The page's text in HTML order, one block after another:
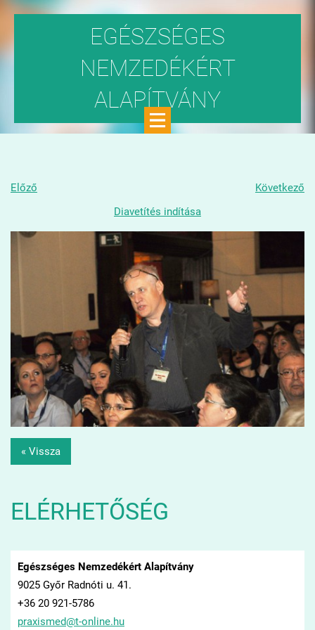
EGÉSZSÉGES
NEMZEDÉKÉRT
ALAPÍTVÁNY
Előző
Következő
Diavetítés indítása
« Vissza
ELÉRHETŐSÉG
Egészséges Nemzedékért Alapítvány
9025 Győr Radnóti u. 41.
+36 20 921-5786
praxismed@t-online.hu